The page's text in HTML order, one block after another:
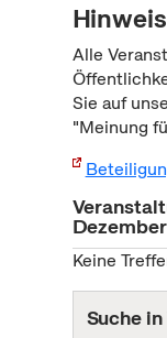
Alle
Sie auf
"Meinung
Keine
Suche